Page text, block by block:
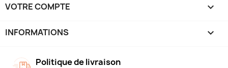
VOTRE COMPTE 
INFORMATIONS keyboard_arrow_down
Politique de livraison